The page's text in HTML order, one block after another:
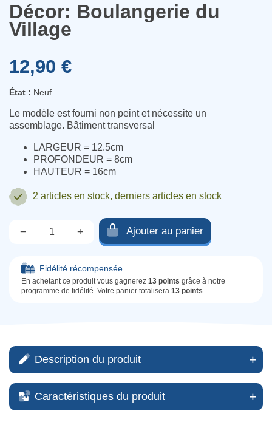
Décor: Boulangerie du
Village
12,90 €
État : Neuf
Le modèle est fourni non peint et nécessite un
assemblage. Bâtiment transversal
LARGEUR = 12.5cm
PROFONDEUR = 8cm
HAUTEUR = 16cm
2 articles en stock, derniers articles en stock
− + Ajouter au panier
Fidélité récompensée
En achetant ce produit vous gagnerez 13 points grâce à notre
programme de fidélité. Votre panier totalisera 13 points.
Description du produit
Caractéristiques du produit